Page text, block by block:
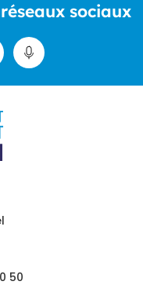
sociaux
50